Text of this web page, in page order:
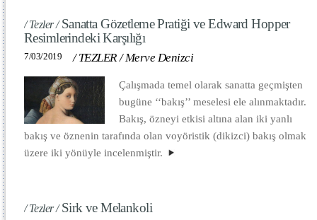
/ Tezler /Sanatta Gözetleme Pratiği ve Edward Hopper
Resimlerindeki Karşılığı
7/03/2019 /TEZLER /Merve Denizci
Çalışmada temel olarak sanatta geçmişten
bugüne ‘‘bakış’’ meselesi ele alınmaktadır.
Bakış, özneyi etkisi altına alan iki yanlı
bakış ve öznenin tarafında olan voyöristik (dikizci) bakış olmak
üzere iki yönüyle incelenmiştir.
/ Tezler /Sirk ve Melankoli